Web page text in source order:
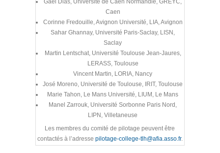
Caen
Corinne Fredouille, Avignon Université, LIA, Avignon
Sahar Ghannay, Université Paris-Saclay, LISN,
Saclay
Martin Lentschat, Université Toulouse Jean-Jaures,
LERASS, Toulouse
Vincent Martin, LORIA, Nancy
José Moreno, Université de Toulouse, IRIT, Toulouse
Marie Tahon, Le Mans Université, LIUM, Le Mans
Manel Zarrouk, Université Sorbonne Paris Nord,
LIPN, Villetaneuse
Les membres du comité de pilotage peuvent être
contactés à l’adresse pilotage-college-tlh@afia.asso.fr.